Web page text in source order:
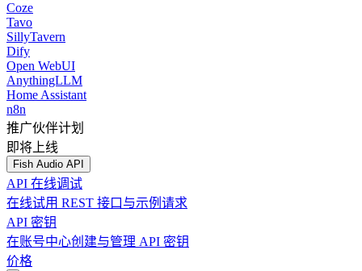
Coze
Tavo
SillyTavern
Dify
Open WebUI
AnythingLLM
Home Assistant
n8n
推广伙伴计划
即将上线
Fish Audio API
API 在线调试
在线试用 REST 接口与示例请求
API 密钥
在账号中心创建与管理 API 密钥
价格